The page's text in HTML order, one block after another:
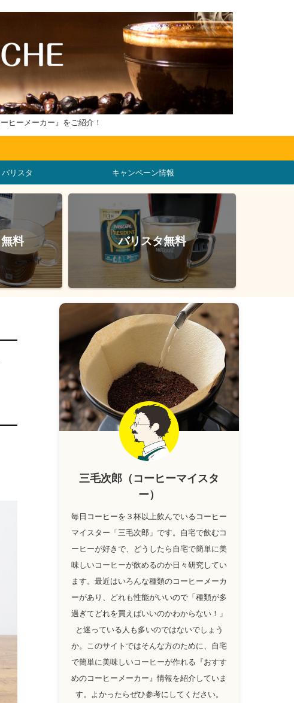
ヒーメーカー』をご紹介！
バリスタ キャンペーン情報
料 バリスタ無料
三毛次郎（コーヒーマイスタ
ー）
毎日コーヒーを３杯以上飲んでいるコーヒー
マイスター「三毛次郎」です。自宅で飲むコ
ーヒーが好きで、どうしたら自宅で簡単に美
味しいコーヒーが飲めるのか日々研究してい
ます。最近はいろんな種類のコーヒーメーカ
ーがあり、どれも性能がいいので「種類が多
過ぎてどれを買えばいいのかわからない！」
と迷っている人も多いのではないでしょう
か。このサイトではそんな方のために、自宅
で簡単に美味しいコーヒーが作れる『おすす
めのコーヒーメーカー』情報を紹介していま
す。よかったらぜひ参考にしてください。